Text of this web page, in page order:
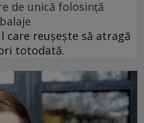
de unică folosință
care reușește să atragă
totodată.